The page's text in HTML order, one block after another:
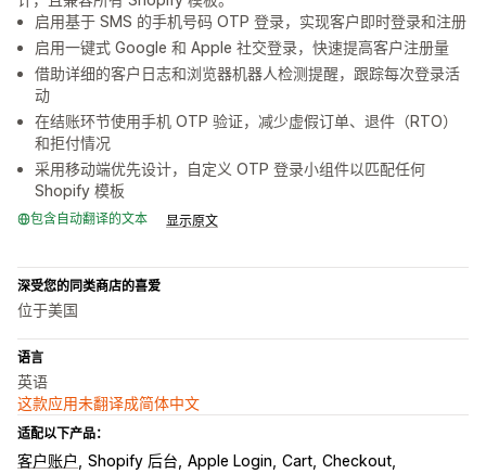
启用基于 SMS 的手机号码 OTP 登录，实现客户即时登录和注册
启用一键式 Google 和 Apple 社交登录，快速提高客户注册量
借助详细的客户日志和浏览器机器人检测提醒，跟踪每次登录活
动
在结账环节使用手机 OTP 验证，减少虚假订单、退件（RTO）
和拒付情况
采用移动端优先设计，自定义 OTP 登录小组件以匹配任何
Shopify 模板
包含自动翻译的文本 显示原文
深受您的同类商店的喜爱
位于美国
语言
英语
这款应用未翻译成简体中文
适配以下产品：
客户账户 Shopify 后台 Apple Login Cart Checkout